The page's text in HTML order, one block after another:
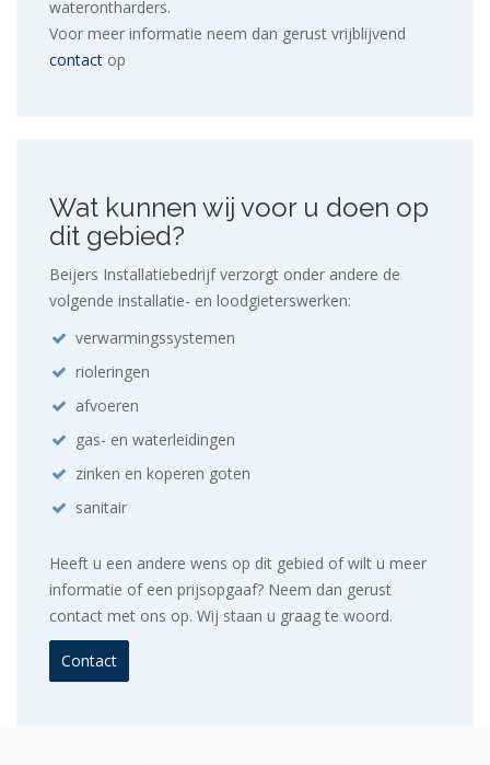
waterontharders.
Voor meer informatie neem dan gerust vrijblijvend
contact op
Wat kunnen wij voor u doen op
dit gebied?
Beijers Installatiebedrijf verzorgt onder andere de
volgende installatie- en loodgieterswerken:
verwarmingssystemen
rioleringen
afvoeren
gas- en waterleidingen
zinken en koperen goten
sanitair
Heeft u een andere wens op dit gebied of wilt u meer
informatie of een prijsopgaaf? Neem dan gerust
contact met ons op. Wij staan u graag te woord.
Contact